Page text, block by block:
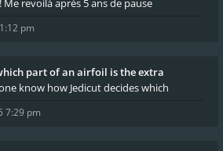
revoilà après 5 ans de pause
pm
part of an airfoil is the extra
know how Jedicut decides which
7:29 pm